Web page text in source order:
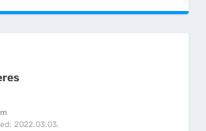
2022.03.03.